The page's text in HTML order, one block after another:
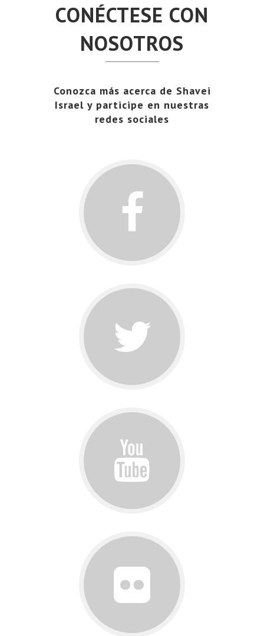
CONÉCTESE CON
NOSOTROS
Conozca más acerca de Shavei
Israel y participe en nuestras
redes sociales